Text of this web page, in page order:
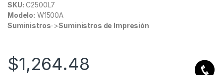
SKU: C2500L7
Modelo: W1500A
Suministros->Suministros de Impresión
$1,264.48